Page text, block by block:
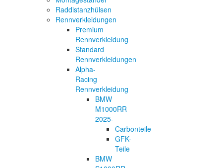
Raddistanzhülsen
Rennverkleidungen
Premium
Rennverkleidung
Standard
Rennverkleidungen
Alpha-
Racing
Rennverkleidung
BMW
M1000RR
2025-
Carbonteile
GFK-
Teile
BMW